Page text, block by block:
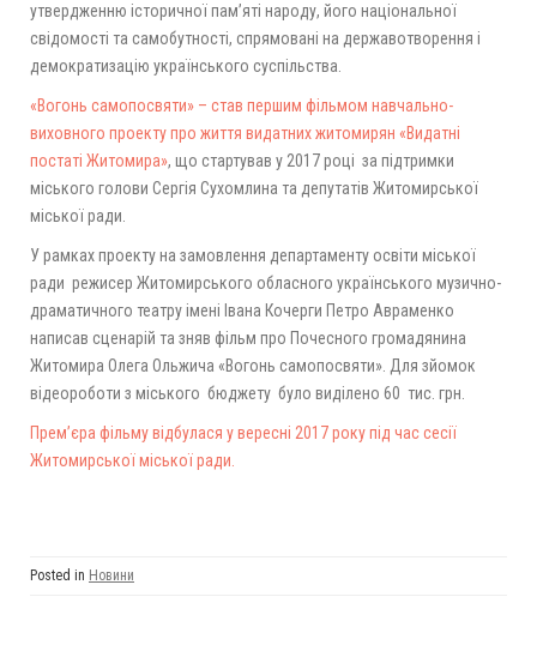
утвердженню історичної пам’яті народу, його національної
свідомості та самобутності, спрямовані на державотворення і
демократизацію українського суспільства.
«Вогонь самопосвяти» – став першим фільмом навчально-
виховного проекту про життя видатних житомирян «Видатні
постаті Житомира», що стартував у 2017 році за підтримки
міського голови Сергія Сухомлина та депутатів Житомирської
міської ради.
У рамках проекту на замовлення департаменту освіти міської
ради режисер Житомирського обласного українського музично-
драматичного театру імені Івана Кочерги Петро Авраменко
написав сценарій та зняв фільм про Почесного громадянина
Житомира Олега Ольжича «Вогонь самопосвяти». Для зйомок
відеороботи з міського бюджету було виділено 60 тис. грн.
Прем’єра фільму відбулася у вересні 2017 року під час сесії
Житомирської міської ради.
Posted in Новини